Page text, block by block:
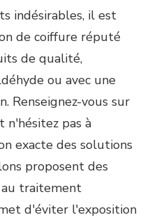
indésirables, il est
de coiffure réputé
de qualité,
ou avec une
Renseignez-vous sur
n'hésitez pas à
exacte des solutions
proposent des
traitement
d'éviter l'exposition